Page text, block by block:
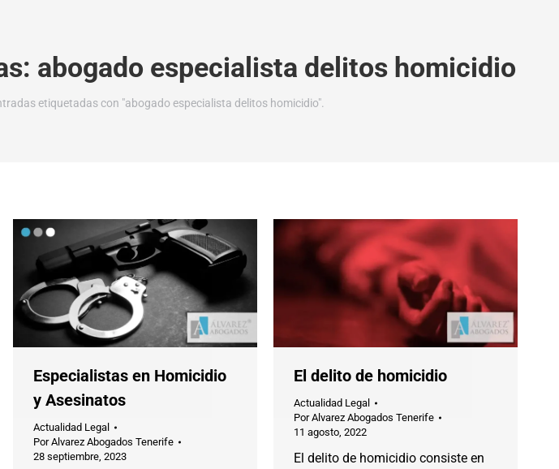
abogado especialista delitos homicidio
etiquetadas con "abogado especialista delitos homicidio".
Especialistas en Homicidio
y Asesinatos
Actualidad Legal
PorAlvarez Abogados Tenerife
28 septiembre, 2023
El delito de homicidio
Actualidad Legal
PorAlvarez Abogados Tenerife
11 agosto, 2022
El delito de homicidio consiste en